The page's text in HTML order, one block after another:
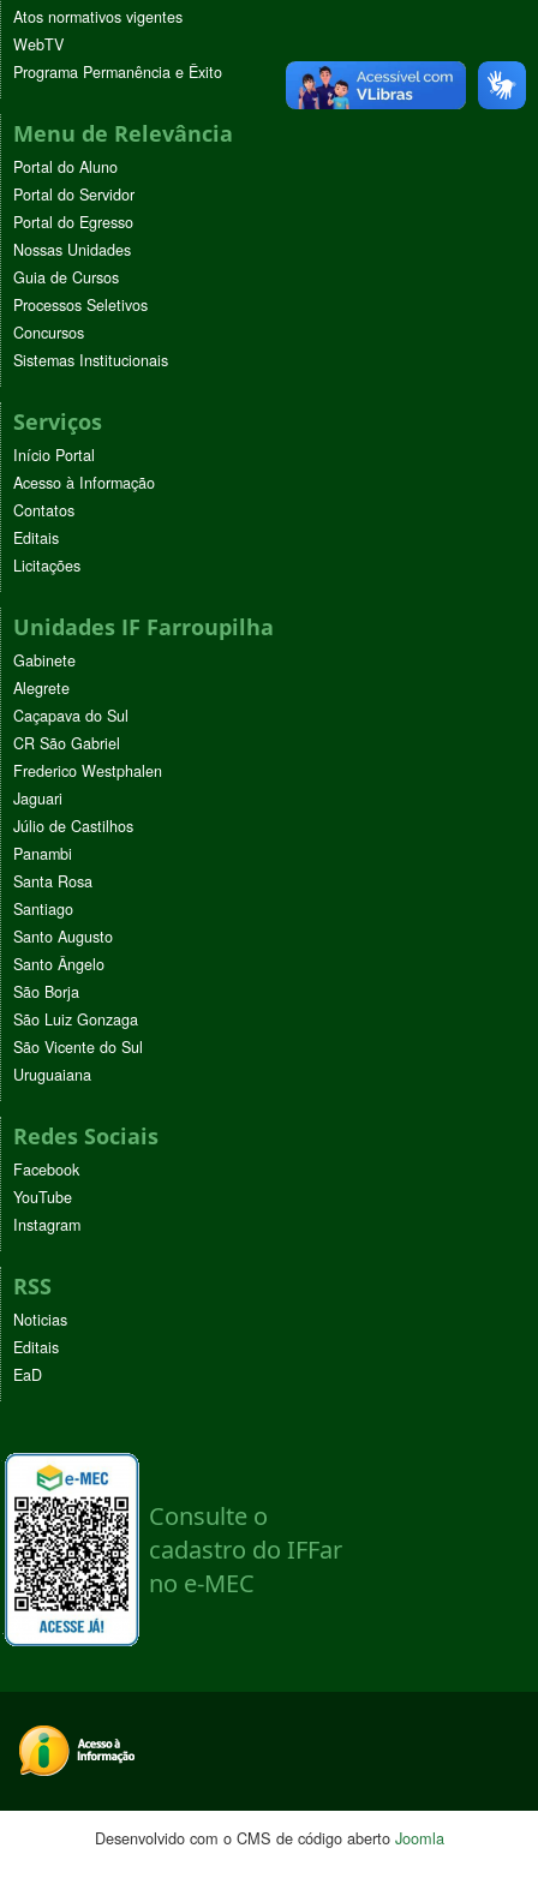
Atos normativos vigentes
WebTV
Programa Permanência e Êxito
Menu de Relevância
Portal do Aluno
Portal do Servidor
Portal do Egresso
Nossas Unidades
Guia de Cursos
Processos Seletivos
Concursos
Sistemas Institucionais
Serviços
Início Portal
Acesso à Informação
Contatos
Editais
Licitações
Unidades IF Farroupilha
Gabinete
Alegrete
Caçapava do Sul
CR São Gabriel
Frederico Westphalen
Jaguari
Júlio de Castilhos
Panambi
Santa Rosa
Santiago
Santo Augusto
Santo Ângelo
São Borja
São Luiz Gonzaga
São Vicente do Sul
Uruguaiana
Redes Sociais
Facebook
YouTube
Instagram
RSS
Noticias
Editais
EaD
Desenvolvido com o CMS de código aberto Joomla